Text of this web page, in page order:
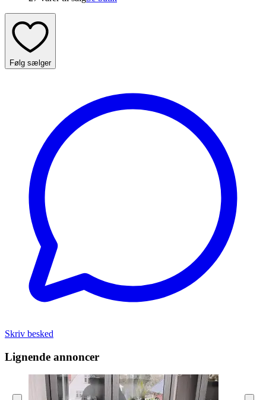
Følg sælger
Skriv besked
Lignende annoncer